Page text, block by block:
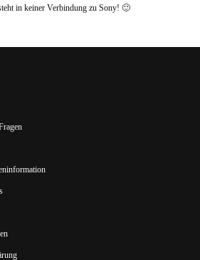
in keiner Verbindung zu Sony! 🙂